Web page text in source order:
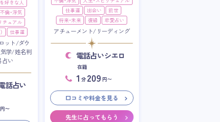
好きな人
不倫・浮気
チュアル
仕事運
ット/ダウ
学/姓名判
い
話占い
円〜
仕事運
出会い
前世
将来・未来
復縁 恋愛占い
アチューメント/リーディング
電話占いシエロ
在籍
1 分 209 円〜
口コミや料金を見る
先生に占ってもらう